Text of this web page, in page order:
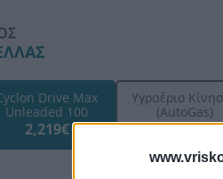
Drive Max
Unleaded 100
2,219€
Υγραέριο
(AutoGas)
-